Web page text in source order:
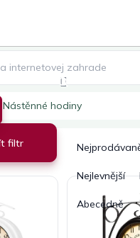
Nástěnné hodiny
a
eNejlevnější
Abecedně
filtr